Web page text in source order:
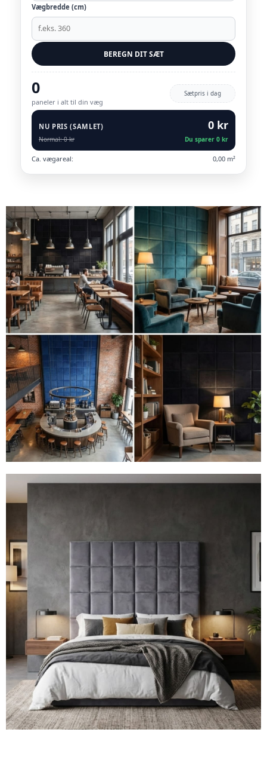
Vægbredde (cm)
BEREGN DIT SÆT
0
paneler i alt til din væg
Sætpris i dag
NU PRIS (SAMLET) 0 kr
Normal: 0 kr Du sparer 0 kr
Ca. vægareal: 0,00 m²